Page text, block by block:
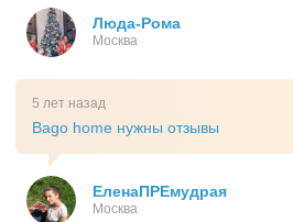
Люда-Рома
Москва
5 лет назад
Bago home нужны отзывы
ЕленаПРЕмудрая
Москва